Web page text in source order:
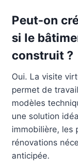
Peut-on
si le
construit ?
Oui. La visite
permet de
modèles
une solution
immobilière, les
rénovations
anticipée.